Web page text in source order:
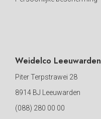
Weidelco Leeuwarden
Piter Terpstrawei 28
8914 BJ Leeuwarden
(088) 280 00 00